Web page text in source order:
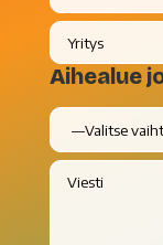
Aihealue